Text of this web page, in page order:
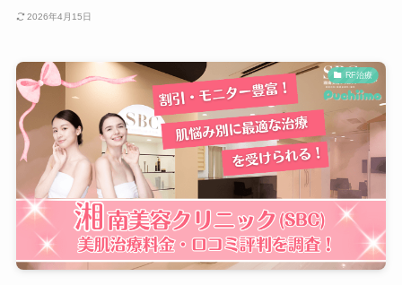
2026年4月15日
RF治療